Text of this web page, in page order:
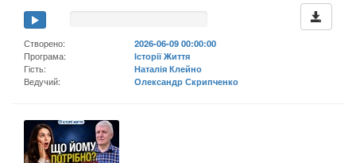
Створено:
2026-06-09 00:00:00
Програма:
Історії Життя
Гість:
Наталія Клейно
Ведучий:
Олександр Скрипченко